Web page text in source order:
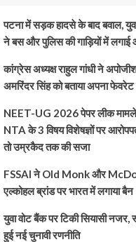
पटना में सड़क हादसे के बाद बवाल,
ने बस और पुलिस की गाड़ियों में
कांग्रेस अध्यक्ष राहुल गांधी ने
अमरिंदर सिंह को बताया अपना
NEET-UG 2026 पेपर लीक
NTA के 3 विषय विशेषज्ञों पर
तो उम्रकैद तक की सजा
FSSAI ने Old Monk और
एल्कोहल ब्रांड पर भारत में लगाया बैन
युवा वोट बैंक पर टिकी सियासी
हुई नई चुनावी रणनीति